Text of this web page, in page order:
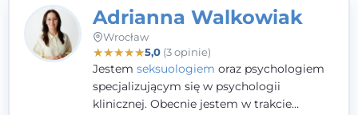
Adrianna Walkowiak
Wrocław
★★★★★5,0(3 opinie)
Jestem seksuologiem oraz psychologiem
specjalizującym się w psychologii
klinicznej. Obecnie jestem w trakcie